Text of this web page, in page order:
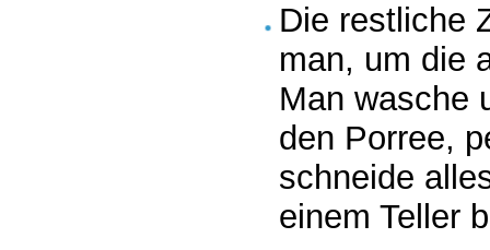
Die restliche
man, um die
Man wasche
den Porree,
schneide
einem Teller